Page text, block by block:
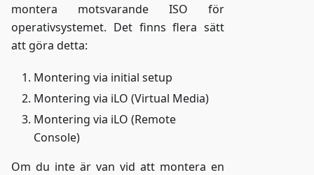
montera motsvarande ISO för
operativsystemet. Det finns flera sätt
att göra detta:
Montering via initial setup
Montering via iLO (Virtual Media)
Montering via iLO (Remote
Console)
Om du inte är van vid att montera en